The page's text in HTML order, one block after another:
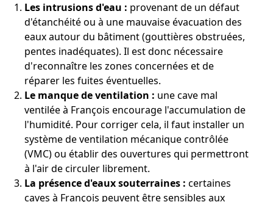
Les intrusions d'eau : provenant de un défaut
d'étanchéité ou à une mauvaise évacuation des
eaux autour du bâtiment (gouttières obstruées,
pentes inadéquates). Il est donc nécessaire
d'reconnaître les zones concernées et de
réparer les fuites éventuelles.
Le manque de ventilation : une cave mal
ventilée à François encourage l'accumulation de
l'humidité. Pour corriger cela, il faut installer un
système de ventilation mécanique contrôlée
(VMC) ou établir des ouvertures qui permettront
à l'air de circuler librement.
La présence d'eaux souterraines : certaines
caves à François peuvent être sensibles aux